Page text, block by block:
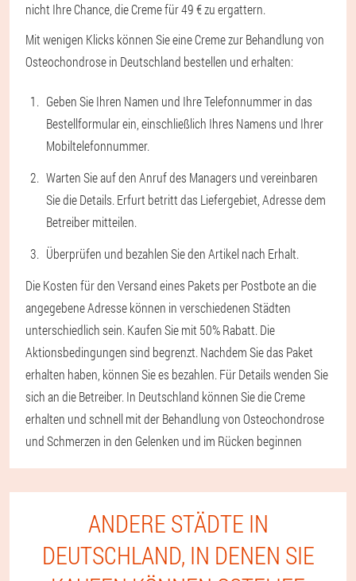
nicht Ihre Chance, die Creme für 49 € zu ergattern.
Mit wenigen Klicks können Sie eine Creme zur Behandlung von
Osteochondrose in Deutschland bestellen und erhalten:
Geben Sie Ihren Namen und Ihre Telefonnummer in das
Bestellformular ein, einschließlich Ihres Namens und Ihrer
Mobiltelefonnummer.
Warten Sie auf den Anruf des Managers und vereinbaren
Sie die Details. Erfurt betritt das Liefergebiet, Adresse dem
Betreiber mitteilen.
Überprüfen und bezahlen Sie den Artikel nach Erhalt.
Die Kosten für den Versand eines Pakets per Postbote an die
angegebene Adresse können in verschiedenen Städten
unterschiedlich sein. Kaufen Sie mit 50% Rabatt. Die
Aktionsbedingungen sind begrenzt. Nachdem Sie das Paket
erhalten haben, können Sie es bezahlen. Für Details wenden Sie
sich an die Betreiber. In Deutschland können Sie die Creme
erhalten und schnell mit der Behandlung von Osteochondrose
und Schmerzen in den Gelenken und im Rücken beginnen
ANDERE STÄDTE IN
DEUTSCHLAND, IN DENEN SIE